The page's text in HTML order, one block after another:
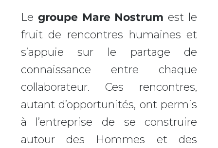
Le groupe Mare Nostrum est le
fruit de rencontres humaines et
s’appuie sur le partage de
connaissance entre chaque
collaborateur. Ces rencontres,
autant d’opportunités, ont permis
à l’entreprise de se construire
autour des Hommes et des